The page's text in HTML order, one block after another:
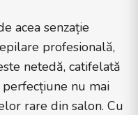
acea senzație
profesională,
netedă, catifelată
perfecțiune nu mai
rare din salon. Cu